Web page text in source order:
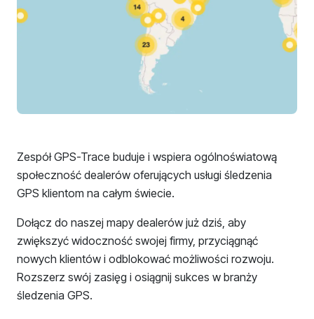
Zespół GPS-Trace buduje i wspiera ogólnoświatową
społeczność dealerów oferujących usługi śledzenia
GPS klientom na całym świecie.
Dołącz do naszej mapy dealerów już dziś, aby
zwiększyć widoczność swojej firmy, przyciągnąć
nowych klientów i odblokować możliwości rozwoju.
Rozszerz swój zasięg i osiągnij sukces w branży
śledzenia GPS.